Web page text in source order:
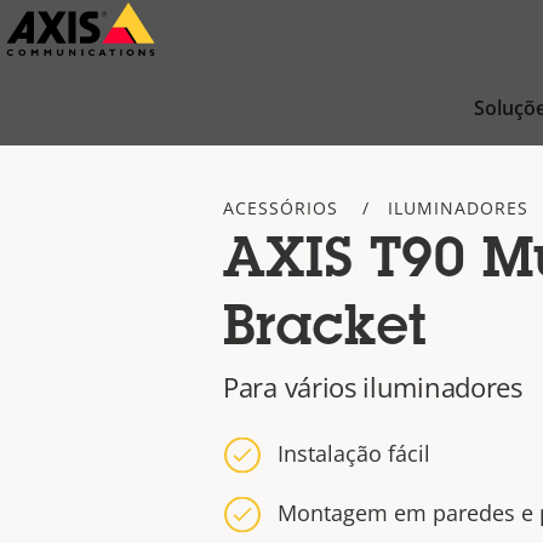
Pular
para
ACESSÓRIOS ILUMINADORES
AXIS T90
Bracket
Para vários iluminadores
Instalação fácil
Montagem em paredes e